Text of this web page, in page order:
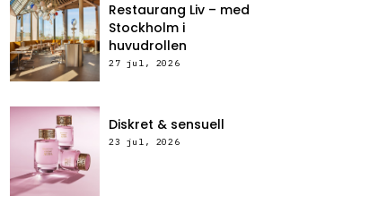
Restaurang Liv – med
Stockholm i
huvudrollen
27 jul, 2026
Diskret & sensuell
23 jul, 2026